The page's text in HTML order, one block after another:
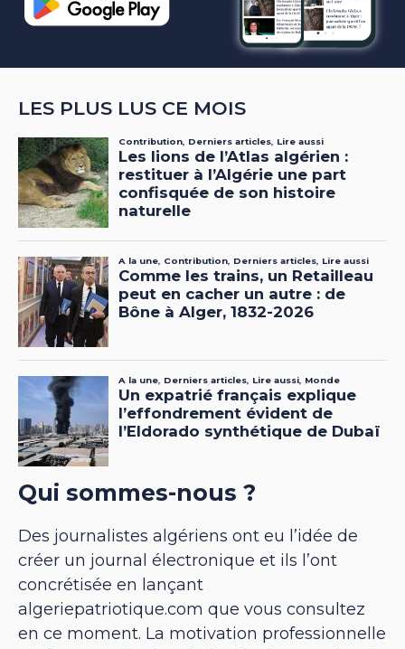
LES PLUS LUS CE MOIS
Qui sommes-nous ?
Des journalistes algériens ont eu l’idée de
créer un journal électronique et ils l’ont
concrétisée en lançant
algeriepatriotique.com que vous consultez
en ce moment. La motivation professionnelle